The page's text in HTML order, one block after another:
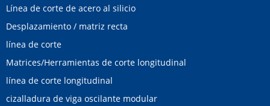
Línea de corte de acero al silicio
Desplazamiento / matriz recta
línea de corte
Matrices/Herramientas de corte longitudinal
línea de corte longitudinal
cizalladura de viga oscilante modular